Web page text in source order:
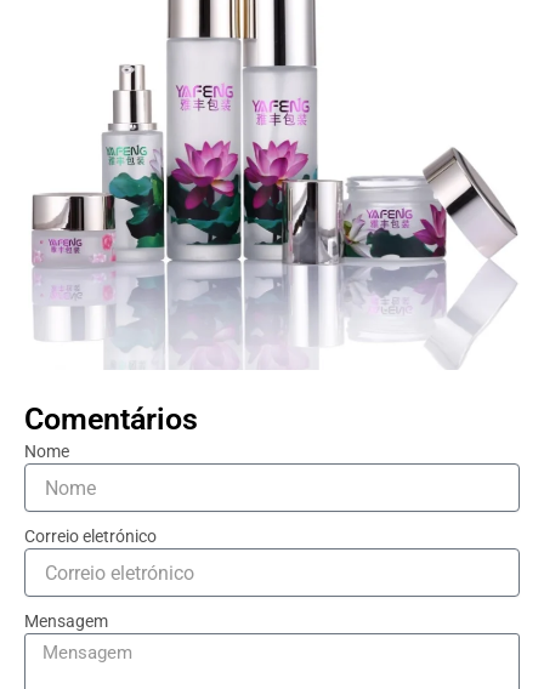
Comentários
Nome
Correio eletrónico
Mensagem